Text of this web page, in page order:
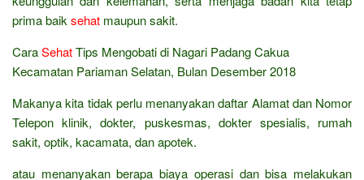
prima baik sehat maupun sakit.
CaraSehatTips Mengobati di Nagari Padang Cakua
Kecamatan Pariaman Selatan, Bulan Desember 2018
Makanya kita tidak perlu menanyakan daftar Alamat dan Nomor
Telepon klinik, dokter, puskesmas, dokter spesialis, rumah
sakit, optik, kacamata, dan apotek.
atau menanyakan berapa biaya operasi dan bisa melakukan